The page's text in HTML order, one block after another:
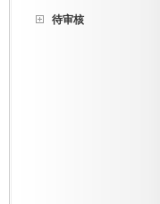
待审核